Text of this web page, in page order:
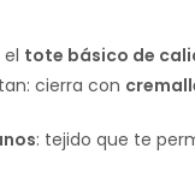
el tote básico de
cierra con
: tejido que te